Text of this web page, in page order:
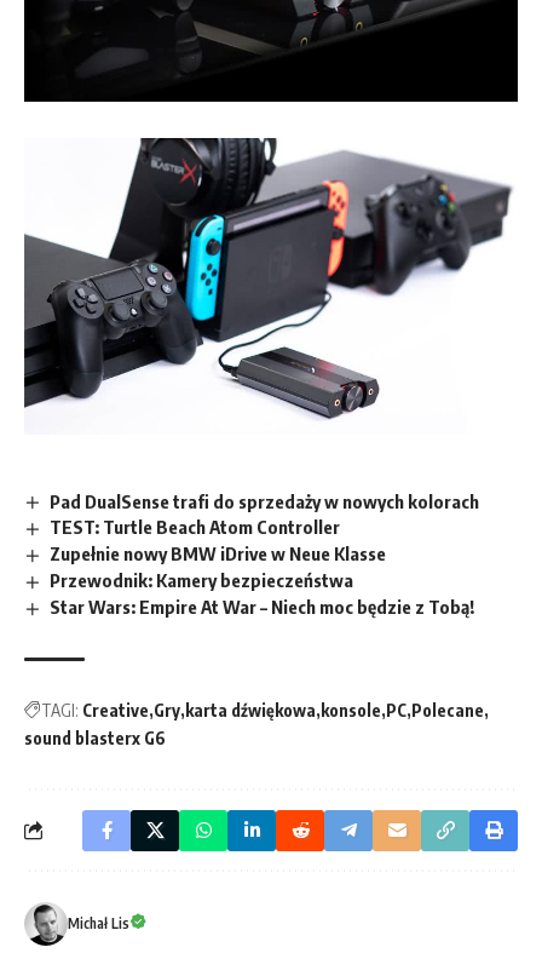
Pad DualSense trafi do sprzedaży w nowych kolorach
TEST: Turtle Beach Atom Controller
Zupełnie nowy BMW iDrive w Neue Klasse
Przewodnik: Kamery bezpieczeństwa
Star Wars: Empire At War – Niech moc będzie z Tobą!
TAGI: Creative Gry karta dźwiękowa konsole PC Polecane
sound blasterx G6
Michał Lis